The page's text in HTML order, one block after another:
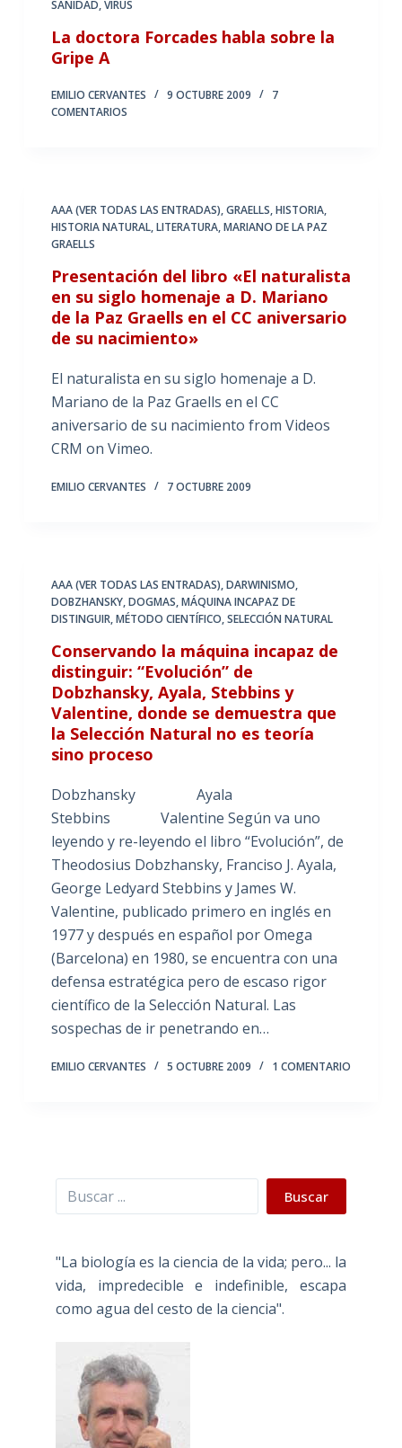
SANIDAD,VIRUS
La doctora Forcades habla sobre la
Gripe A
EMILIO CERVANTES 9 OCTUBRE 2009
7
COMENTARIOS
AAA (VER TODAS LAS ENTRADAS),GRAELLS,HISTORIA,
HISTORIA NATURAL,LITERATURA,MARIANO DE LA PAZ
GRAELLS
Presentación del libro «El naturalista
en su siglo homenaje a D. Mariano
de la Paz Graells en el CC aniversario
de su nacimiento»
El naturalista en su siglo homenaje a D.
Mariano de la Paz Graells en el CC
aniversario de su nacimiento from Videos
CRM on Vimeo.
EMILIO CERVANTES 7 OCTUBRE 2009
AAA (VER TODAS LAS ENTRADAS),DARWINISMO,
DOBZHANSKY,DOGMAS,MÁQUINA INCAPAZ DE
DISTINGUIR,MÉTODO CIENTÍFICO,SELECCIÓN NATURAL
Conservando la máquina incapaz de
distinguir: “Evolución” de
Dobzhansky, Ayala, Stebbins y
Valentine, donde se demuestra que
la Selección Natural no es teoría
sino proceso
Dobzhansky Ayala
Stebbins Valentine Según va uno
leyendo y re-leyendo el libro “Evolución”, de
Theodosius Dobzhansky, Franciso J. Ayala,
George Ledyard Stebbins y James W.
Valentine, publicado primero en inglés en
1977 y después en español por Omega
(Barcelona) en 1980, se encuentra con una
defensa estratégica pero de escaso rigor
científico de la Selección Natural. Las
sospechas de ir penetrando en…
EMILIO CERVANTES 5 OCTUBRE 2009 1 COMENTARIO
Buscar Buscar
"La biología es la ciencia de la vida; pero... la
vida, impredecible e indefinible, escapa
como agua del cesto de la ciencia".